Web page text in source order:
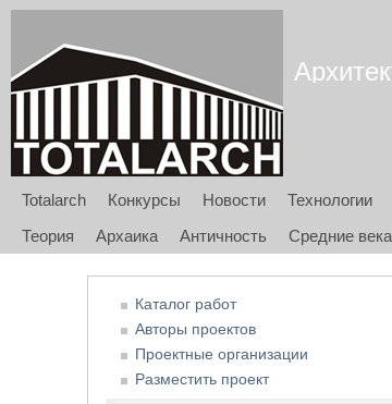
Totalarch Конкурсы Новости Технологии
Теория
Архаика Античность Средние века
Каталог работ
Авторы проектов
Проектные организации
Разместить проект